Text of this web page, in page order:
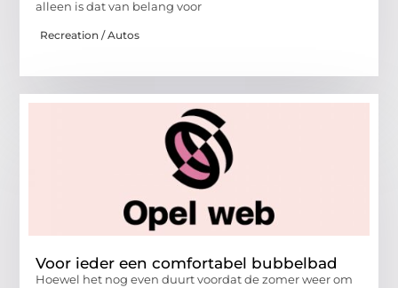
alleen is dat van belang voor
Recreation / Autos
Voor ieder een comfortabel bubbelbad
Hoewel het nog even duurt voordat de zomer weer om